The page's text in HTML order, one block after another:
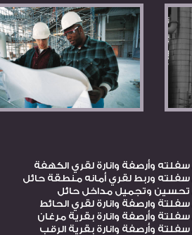
وأرصفة وانارة لقري الكهفة
وربط لقري أمانه منطقة حائل
وتجميل مداخل حائل
وارصفة وانارة لقري الحائط
وأرصفة وانارة بقرية مرغان
وأرصفة وانارة بقرية الرقب